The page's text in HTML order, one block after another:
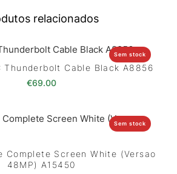
relacionados
Sem stock
Thunderbolt Cable Black A8856
€69.00
Sem stock
Complete Screen White (Versao
48MP) A15450